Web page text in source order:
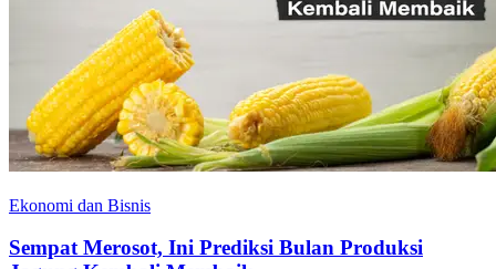
Ekonomi dan Bisnis
Sempat Merosot, Ini Prediksi Bulan Produksi